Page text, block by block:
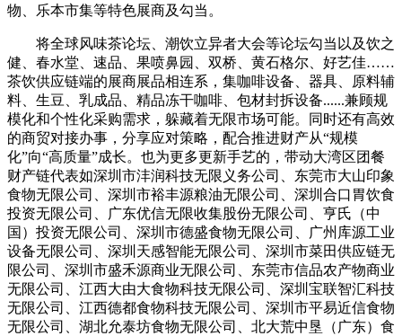
物、乐本市集等特色展商及勾当。
将全球风味茶论坛、潮饮立异者大会等论坛勾当以及饮之
健、春水堂、速品、果喷鼻园、双桥、黄石格尔、好艺佳……
茶饮供应链端的展商展品相连系，集咖啡设备、器具、原料辅
料、生豆、乳成品、精品冻干咖啡、包材封拆设备......兼顾规
模化和个性化采购需求，躲藏着无限市场可能。同时还有高效
的商贸对接办事，分享应对策略，配合推进财产从“规模
化”向“高质量”成长。也为更多更新手艺的，带动大湾区团餐
财产链代表如深圳市沣润科技无限义务公司、东莞市大山印象
食物无限公司、深圳市裕丰源粮油无限公司、深圳合口胃饮食
投资无限公司、广东优信无限收集股份无限公司、亨氏（中
国）投资无限公司、深圳市德盛食物无限公司、广州库源工业
设备无限公司、深圳天感智能无限公司、深圳市菜田供应链无
限公司、深圳市盛禾源商业无限公司、东莞市信品农产物商业
无限公司、江西大由大食物科技无限公司、深圳宝联智汇科技
无限公司、江西德都食物科技无限公司、深圳市平易近信食物
无限公司、湖北允泰坊食物无限公司、北大荒中垦（广东）食